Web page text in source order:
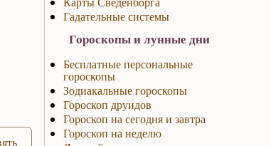
Гадательные системы
Гороскопы и лунные дни
Бесплатные персональные
гороскопы
Зодиакальные гороскопы
Гороскоп друидов
Гороскоп на сегодня и завтра
Гороскоп на неделю